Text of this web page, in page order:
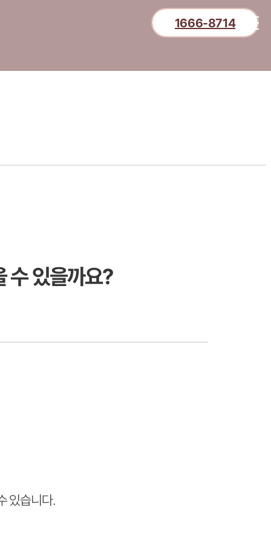
1666-8714
수 있을까요?
있습니다.